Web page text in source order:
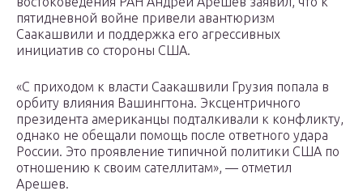
пятидневной войне привели авантюризм
Саакашвили и поддержка его агрессивных
инициатив со стороны США.
«С приходом к власти Саакашвили Грузия попала в
орбиту влияния Вашингтона. Эксцентричного
президента американцы подталкивали к конфликту,
однако не обещали помощь после ответного удара
России. Это проявление типичной политики США по
отношению к своим сателлитам», — отметил
Арешев.